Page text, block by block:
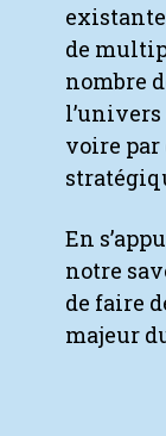
de
nombre
voire
En
notre
de faire
majeur